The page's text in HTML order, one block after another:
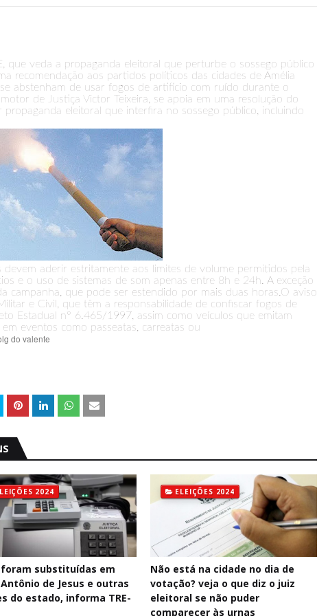
que veda a propaganda eleitoral que perturbe o sossego público
recomendação aos partidos políticos das cidades de Amélia
abstenham de usar fogos de artifício com ruído durante o
de Justiça Victor Teixeira, se apoia em uma resolução do
eleitoral que interfira no sossego público, incluindo
aderir estritamente aos limites de volume permitidos pela
e o uso de sistemas de som apenas entre 8h e 24h. A exceção
campanha, que pode ser estendido por mais duas horas.O aviso
e Civil, que têm a responsabilidade de confiscar fogos de
Estadual n° 6.465/1997, assim como veículos que emitam
eventos como passeatas, carreatas ou
do valente
2024
foram substituídas em
de Jesus e outras
do estado, informa TRE-
ELEIÇÕES 2024
Não está na cidade no dia de
votação? veja o que diz o juiz
eleitoral se não puder
comparecer às urnas